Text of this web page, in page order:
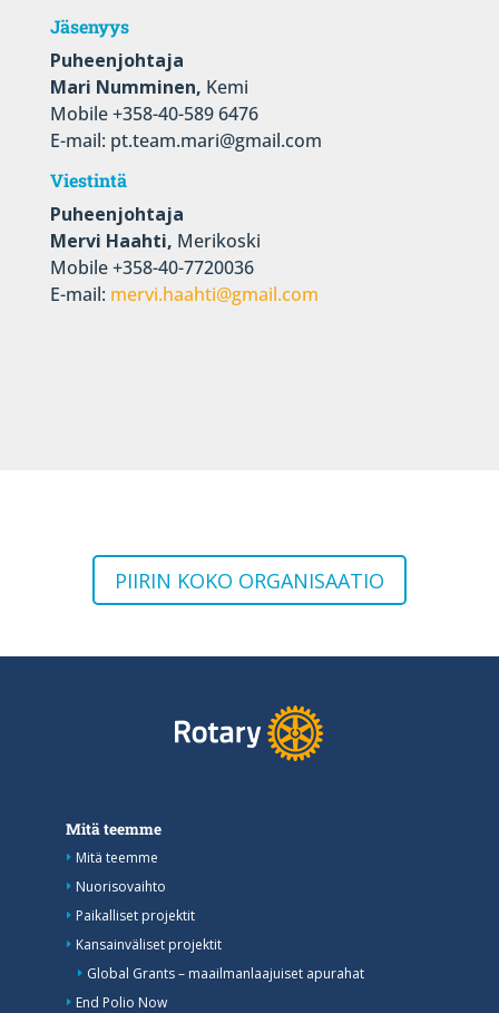
Jäsenyys
Puheenjohtaja
Mari Numminen, Kemi
Mobile +358-40-589 6476
E-mail: pt.team.mari@gmail.com
Viestintä
Puheenjohtaja
Mervi Haahti, Merikoski
Mobile +358-40-7720036
E-mail: mervi.haahti@gmail.com
PIIRIN KOKO ORGANISAATIO
Mitä teemme
Mitä teemme
Nuorisovaihto
Paikalliset projektit
Kansainväliset projektit
Global Grants – maailmanlaajuiset apurahat
End Polio Now